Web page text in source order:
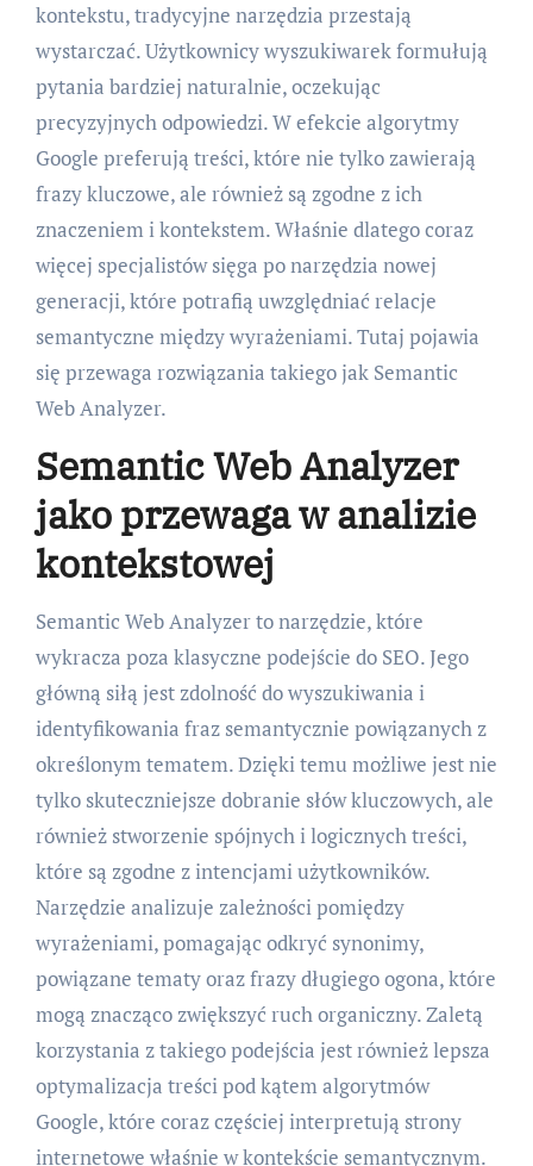
kontekstu, tradycyjne narzędzia przestają
wystarczać. Użytkownicy wyszukiwarek formułują
pytania bardziej naturalnie, oczekując
precyzyjnych odpowiedzi. W efekcie algorytmy
Google preferują treści, które nie tylko zawierają
frazy kluczowe, ale również są zgodne z ich
znaczeniem i kontekstem. Właśnie dlatego coraz
więcej specjalistów sięga po narzędzia nowej
generacji, które potrafią uwzględniać relacje
semantyczne między wyrażeniami. Tutaj pojawia
się przewaga rozwiązania takiego jak Semantic
Web Analyzer.
Semantic Web Analyzer
jako przewaga w analizie
kontekstowej
Semantic Web Analyzer to narzędzie, które
wykracza poza klasyczne podejście do SEO. Jego
główną siłą jest zdolność do wyszukiwania i
identyfikowania fraz semantycznie powiązanych z
określonym tematem. Dzięki temu możliwe jest nie
tylko skuteczniejsze dobranie słów kluczowych, ale
również stworzenie spójnych i logicznych treści,
które są zgodne z intencjami użytkowników.
Narzędzie analizuje zależności pomiędzy
wyrażeniami, pomagając odkryć synonimy,
powiązane tematy oraz frazy długiego ogona, które
mogą znacząco zwiększyć ruch organiczny. Zaletą
korzystania z takiego podejścia jest również lepsza
optymalizacja treści pod kątem algorytmów
Google, które coraz częściej interpretują strony
internetowe właśnie w kontekście semantycznym.